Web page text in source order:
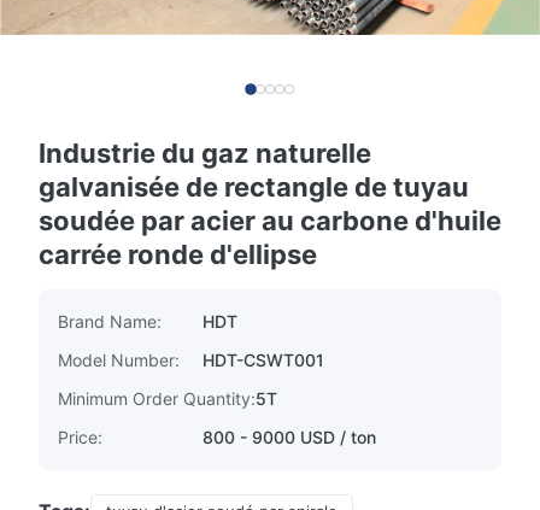
Industrie du gaz naturelle
galvanisée de rectangle de tuyau
soudée par acier au carbone d'huile
carrée ronde d'ellipse
Brand Name:
HDT
Model Number:
HDT-CSWT001
Minimum Order Quantity:5T
Price:
800 - 9000 USD / ton